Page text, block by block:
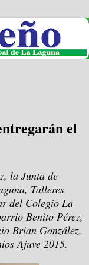
el
la Junta de
Talleres
del Colegio La
Benito Pérez,
Brian González,
Ajuve 2015.